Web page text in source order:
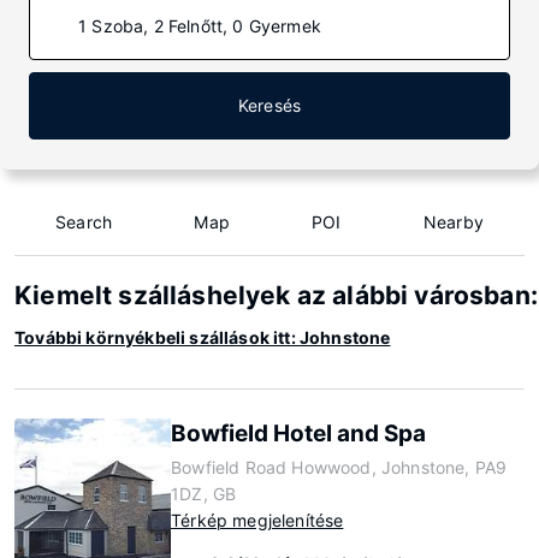
1 Szoba, 2 Felnőtt, 0 Gyermek
Keresés
Search Map POI Nearby
Kiemelt szálláshelyek az alábbi
További környékbeli szállások itt: Johnstone
Bowfield Hotel and Spa
Bowfield Road Howwood, Johnstone, PA9
1DZ, GB
Térkép megjelenítése